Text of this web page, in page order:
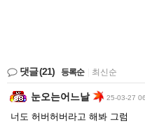
댓글(21) 등록순 최신순
눈오는어느날 25-03-27
너도 허버허버라고 해봐 그럼